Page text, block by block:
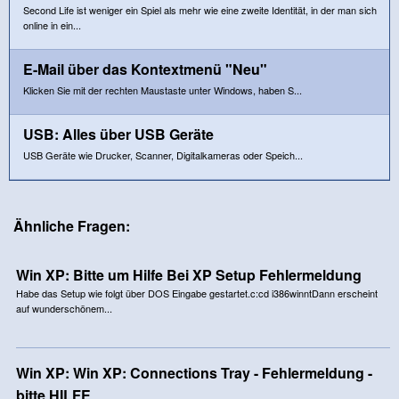
Second Life ist weniger ein Spiel als mehr wie eine zweite Identität, in der man sich
online in ein...
E-Mail über das Kontextmenü "Neu"
Klicken Sie mit der rechten Maustaste unter Windows, haben S...
USB: Alles über USB Geräte
USB Geräte wie Drucker, Scanner, Digitalkameras oder Speich...
Ähnliche Fragen:
Win XP: Bitte um Hilfe Bei XP Setup Fehlermeldung
Habe das Setup wie folgt über DOS Eingabe gestartet.c:cd i386winntDann erscheint
auf wunderschönem...
Win XP: Win XP: Connections Tray - Fehlermeldung -
bitte HILFE